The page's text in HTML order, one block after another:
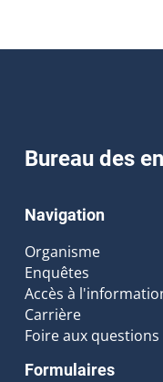
Bureau des
Navigation
Organisme
Enquêtes
Accès à
Carrière
Foire aux questions
Formulaires